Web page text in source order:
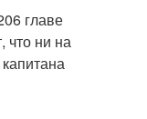
главе
что ни на